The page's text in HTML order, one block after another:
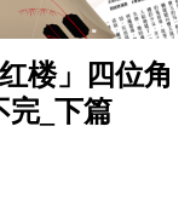
楼」四位角
完_下篇